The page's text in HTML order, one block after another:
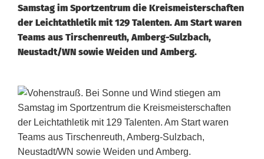
Samstag im Sportzentrum die Kreismeisterschaften
der Leichtathletik mit 129 Talenten. Am Start waren
Teams aus Tirschenreuth, Amberg-Sulzbach,
Neustadt/WN sowie Weiden und Amberg.